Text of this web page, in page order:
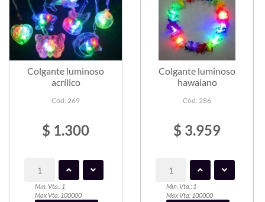
Colgante luminoso
acrílico
Cód: 269
$ 1.300
Min. Vta.: 1
Max Vta: 100000
Colgante luminoso
hawaiano
Cód: 286
$ 3.959
Min. Vta.: 1
Max Vta: 100000